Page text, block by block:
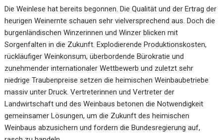
Die Weinlese hat bereits begonnen. Die Qualität und der Ertrag der
heurigen Weinernte schauen sehr vielversprechend aus. Doch die
burgenländischen Winzerinnen und Winzer blicken mit
Sorgenfalten in die Zukunft.Explodierende Produktionskosten,
rückläufiger Weinkonsum, überbordende Bürokratie und
zunehmender internationaler Wettbewerb und zuletzt sehr
niedrige Traubenpreise setzen die heimischen Weinbaubetriebe
massiv unter Druck.Vertreterinnen und Vertreter der
Landwirtschaft und des Weinbaus betonen die Notwendigkeit
gemeinsamer Lösungen, um die Zukunft des heimischen
Weinbaus abzusichern und fordern die Bundesregierung auf,